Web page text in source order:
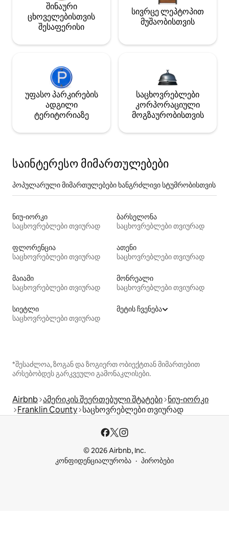
შინაური
ცხოველებისთვის
შესაფერისი
სივრცე ლეპტოპით
მუშაობისთვის
უფასო პარკირების
ადგილი
ტერიტორიაზე
საცხოვრებლები
კორპორაციული
მოგზაურობისთვის
საინტერესო მიმართულებები
პოპულარული მიმართულებები ხანგრძლივი სტუმრობისთვის
ნიუ-იორკი
საცხოვრებლები თვიურად
ბარსელონა
საცხოვრებლები თვიურად
ფლორენცია
საცხოვრებლები თვიურად
ათენი
საცხოვრებლები თვიურად
მაიამი
საცხოვრებლები თვიურად
მონრეალი
საცხოვრებლები თვიურად
სიეტლი
საცხოვრებლები თვიურად
მეტის ჩვენება
*შესაძლოა, ზოგან და ზოგიერთ ობიექტთან მიმართებით
არსებობდეს გარკვეული გამონაკლისები.
Airbnb ამერიკის შეერთებული შტატები ნიუ-იორკი
Franklin County საცხოვრებლები თვიურად
© 2026 Airbnb, Inc.
კონფიდენციალურობა
პირობები